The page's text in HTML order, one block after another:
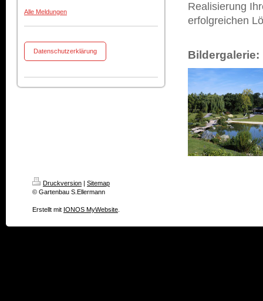
Alle Meldungen
Datenschutzerklärung
Realisierung
erfolgreichen
Druckversion | Sitemap
© Gartenbau S.Ellermann
Erstellt mit IONOS MyWebsite